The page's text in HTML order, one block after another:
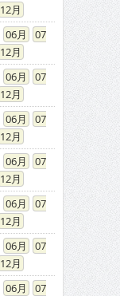
12
06
07
12
06
07
12
06
07
12
06
07
12
06
07
12
06
07
12
06
07